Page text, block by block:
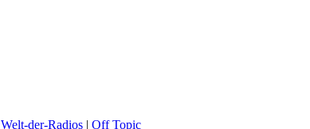
Welt-der-Radios | Off Topic